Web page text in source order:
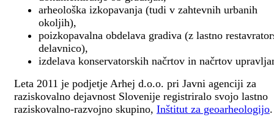
arheološka izkopavanja (tudi v zahtevnih urbanih
okoljih),
poizkopavalna obdelava gradiva (z lastno
delavnico),
izdelava konservatorskih načrtov in načrtov
Leta 2011 je podjetje Arhej d.o.o. pri Javni agenciji za
raziskovalno dejavnost Slovenije registriralo svojo lastno
raziskovalno-razvojno skupino, Inštitut za geoarheologijo.